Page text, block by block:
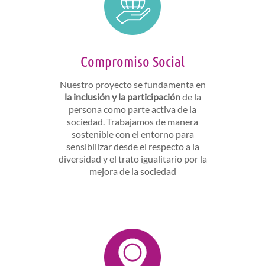
Compromiso Social
Nuestro proyecto se fundamenta en
la inclusión y la participaciónde la
persona como parte activa de la
sociedad. Trabajamos de manera
sostenible con el entorno para
sensibilizar desde el respecto a la
diversidad y el trato igualitario por la
mejora de la sociedad